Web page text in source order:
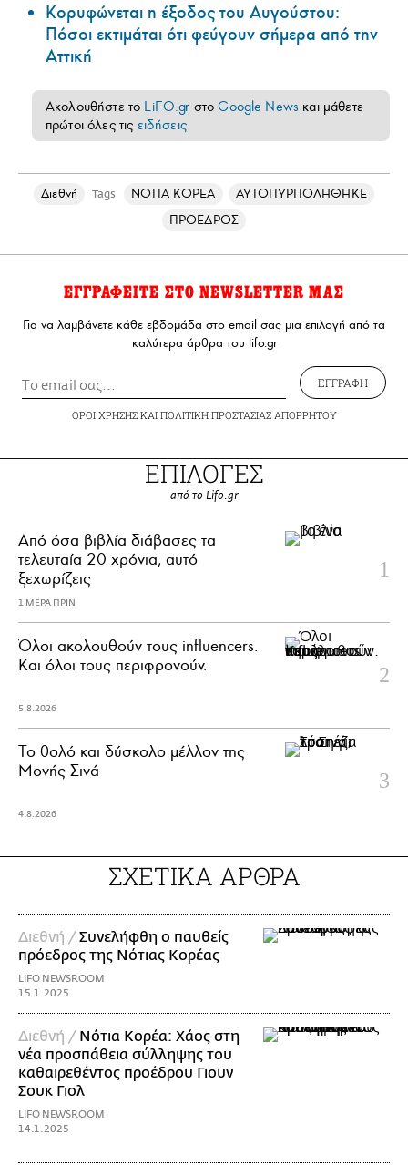
Κορυφώνεται η έξοδος του Αυγούστου:
Πόσοι εκτιμάται ότι φεύγουν σήμερα από την
Αττική
Ακολουθήστε το LiFO.gr στοGoogle News και μάθετε
πρώτοι όλες τις ειδήσεις
Διεθνή Tags ΝΟΤΙΑ ΚΟΡΕΑ
ΑΥΤΟΠΥΡΠΟΛΗΘΗΚΕ
ΠΡΟΕΔΡΟΣ
ΕΓΓΡΑΦΕΙΤΕ ΣΤΟ NEWSLETTER ΜΑΣ
Για να λαμβάνετε κάθε εβδομάδα στο email σας μια επιλογή από τα
καλύτερα άρθρα του lifo.gr
ΕΓΓΡΑΦΗ
ΟΡΟΙ ΧΡΗΣΗΣΚΑΙ ΠΟΛΙΤΙΚΗ ΠΡΟΣΤΑΣΙΑΣ ΑΠΟΡΡΗΤΟΥ
ΕΠΙΛΟΓΕΣ
από το Lifo.gr
Από όσα βιβλία διάβασες τα
τελευταία 20 χρόνια, αυτό
ξεχωρίζεις
1 ΜΕΡΑ ΠΡΙΝ
Όλοι ακολουθούν τους influencers.
Και όλοι τους περιφρονούν.
5.8.2026
Το θολό και δύσκολο μέλλον της
Μονής Σινά
4.8.2026
ΣΧΕΤΙΚΑ ΑΡΘΡΑ
Διεθνή /Συνελήφθη ο παυθείς
πρόεδρος της Νότιας Κορέας
LIFO NEWSROOM
15.1.2025
Διεθνή / Νότια Κορέα: Χάος στη
νέα προσπάθεια σύλληψης του
καθαιρεθέντος προέδρου Γιουν
Σουκ Γιολ
LIFO NEWSROOM
14.1.2025